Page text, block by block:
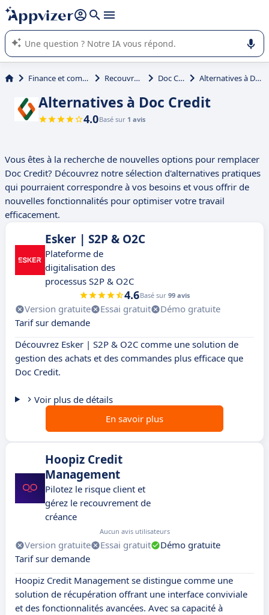
répondre (plusieurs lignes avec
L'IA de Appvizer vous guide dans l'utilisation ou la sélection de
logiciel SaaS en entreprise.
Finance et comptabilité Recouvrement Doc Credit Alternatives à Doc Credit
Alternatives à Doc Credit
4.0Basé sur 1 avis
Vous êtes à la recherche de nouvelles options pour remplacer
Doc Credit? Découvrez notre sélection d'alternatives pratiques
qui pourraient correspondre à vos besoins et vous offrir de
nouvelles fonctionnalités pour optimiser votre travail
efficacement.
Esker | S2P & O2C
Plateforme de
digitalisation des
processus S2P & O2C
4.6Basé sur 99 avis
Version gratuite Essai gratuit
Démo gratuite
Tarif sur demande
Découvrez Esker | S2P & O2C comme une solution de
gestion des achats et des commandes plus efficace que
Doc Credit.
Voir plus de détails
En savoir plus
Hoopiz Credit
Management
Pilotez le risque client et
gérez le recouvrement de
créance
Aucun avis utilisateurs
Version gratuite Essai gratuit
Démo gratuite
Tarif sur demande
Hoopiz Credit Management se distingue comme une
solution de récupération offrant une interface conviviale
et des fonctionnalités avancées. Avec sa capacité à